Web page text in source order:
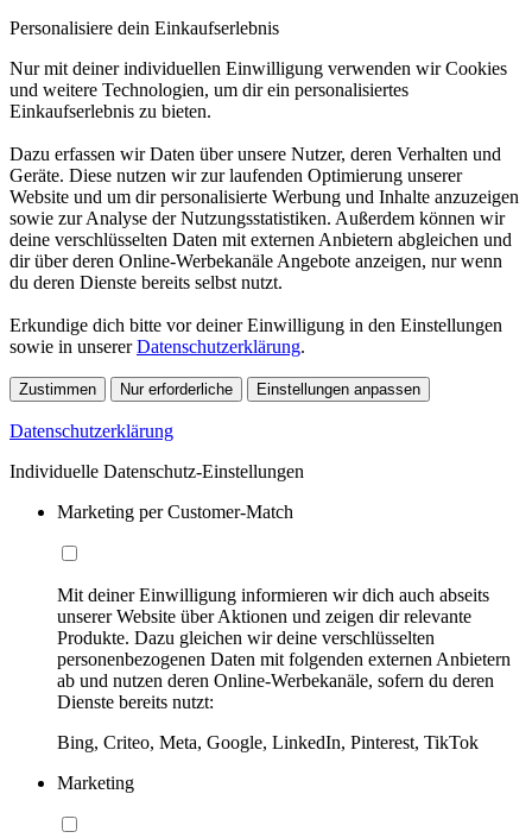
Personalisiere dein Einkaufserlebnis
Nur mit deiner individuellen Einwilligung verwenden wir Cookies
und weitere Technologien, um dir ein personalisiertes
Einkaufserlebnis zu bieten.
Dazu erfassen wir Daten über unsere Nutzer, deren Verhalten und
Geräte. Diese nutzen wir zur laufenden Optimierung unserer
Website und um dir personalisierte Werbung und Inhalte anzuzeigen
sowie zur Analyse der Nutzungsstatistiken. Außerdem können wir
deine verschlüsselten Daten mit externen Anbietern abgleichen und
dir über deren Online-Werbekanäle Angebote anzeigen, nur wenn
du deren Dienste bereits selbst nutzt.
Erkundige dich bitte vor deiner Einwilligung in den Einstellungen
sowie in unsererDatenschutzerklärung.
Zustimmen Nur erforderliche Einstellungen anpassen
Datenschutzerklärung
Individuelle Datenschutz-Einstellungen
Marketing per Customer-Match
Mit deiner Einwilligung informieren wir dich auch abseits
unserer Website über Aktionen und zeigen dir relevante
Produkte. Dazu gleichen wir deine verschlüsselten
personenbezogenen Daten mit folgenden externen Anbietern
ab und nutzen deren Online-Werbekanäle, sofern du deren
Dienste bereits nutzt:
Bing, Criteo, Meta, Google, LinkedIn, Pinterest, TikTok
Marketing